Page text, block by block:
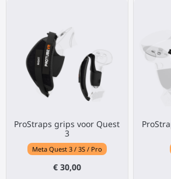
ProStraps grips voor Quest
3
Meta Quest 3 / 3S / Pro
€ 30,00